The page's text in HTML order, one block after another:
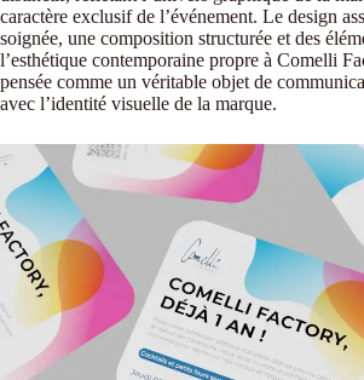
caractère exclusif de l’événement. Le design
soignée, une composition structurée et des
l’esthétique contemporaine propre à Comelli
pensée comme un véritable objet de
avec l’identité visuelle de la marque.